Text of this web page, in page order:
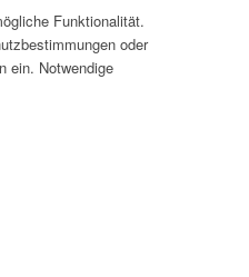
Funktionalität.
oder
ein. Notwendige